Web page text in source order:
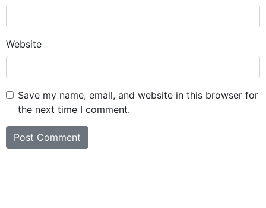
Website
Save my name, email, and website in this browser for
the next time I comment.